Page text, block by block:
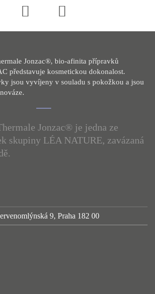
Jonzac®, bio-afinita přípravků
představuje kosmetickou dokonalost.
jsou vyvíjeny v souladu s pokožkou a jsou
Jonzac® je jedna ze
skupiny LÉA NATURE, zavázaná
9, Praha 182 00